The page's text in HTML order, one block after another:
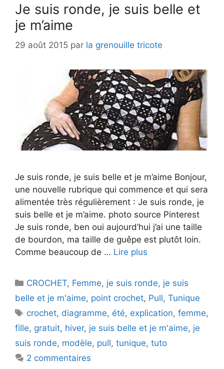
Je suis ronde, je suis belle et
je m’aime
29 août 2015 par la grenouille tricote
Je suis ronde, je suis belle et je m’aime Bonjour,
une nouvelle rubrique qui commence et qui sera
alimentée très régulièrement : Je suis ronde, je
suis belle et je m’aime. photo source Pinterest
Je suis ronde, ben oui aujourd’hui j’ai une taille
de bourdon, ma taille de guêpe est plutôt loin.
Comme beaucoup de … Lire plus
Catégories
CROCHET, Femme, je suis ronde, je suis
belle et je m'aime, point crochet, Pull, Tunique
Étiquettes
crochet, diagramme, été, explication,femme,
fille, gratuit, hiver, je suis belle et je m'aime, je
suis ronde, modèle, pull, tunique, tuto
2 commentaires